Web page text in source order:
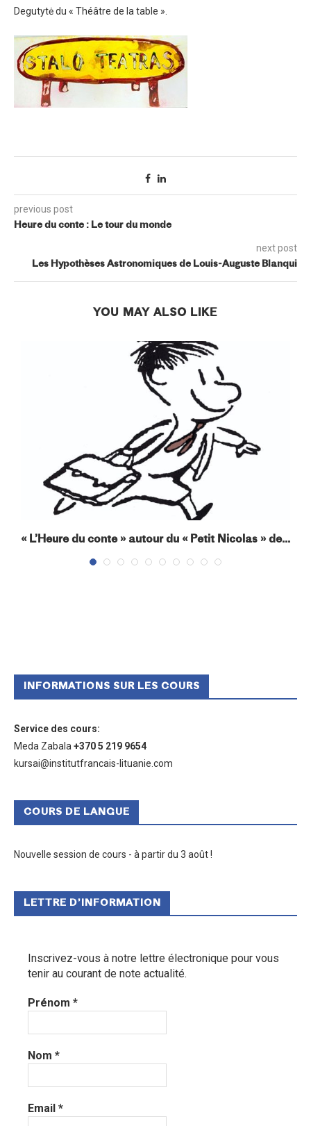
Degutytė du « Théâtre de la table ».
previous post
Heure du conte : Le tour du monde
next post
Les Hypothèses Astronomiques de Louis-Auguste Blanqui
YOU MAY ALSO LIKE
« L’Heure du conte » autour du « Petit Nicolas » de...
INFORMATIONS SUR LES COURS
Service des cours:
Meda Zabala+370 5 219 9654
kursai@institutfrancais-lituanie.com
COURS DE LANGUE
Nouvelle session de cours - à partir du 3 août !
LETTRE D’INFORMATION
Inscrivez-vous à notre lettre électronique pour vous
tenir au courant de note actualité.
Prénom *
Nom *
Email *